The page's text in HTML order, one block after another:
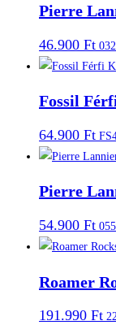
Pierre
46.900 Ft
Fossil
64.900 Ft
Pierre
54.900 Ft
Roamer
191.990 Ft